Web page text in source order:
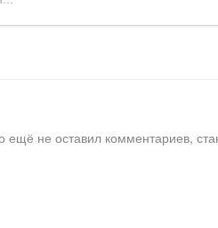
ещё не оставил комментариев,